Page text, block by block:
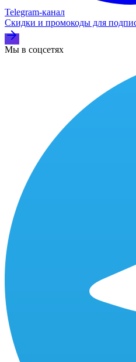
Telegram‑канал
Скидки и промокоды для
Мы в соцсетях